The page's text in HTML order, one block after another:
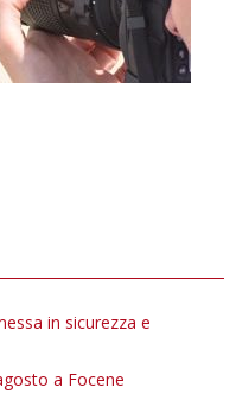
in sicurezza e
a Focene